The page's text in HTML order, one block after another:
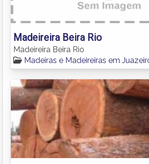
Madeireira Beira Rio
Madeireira Beira Rio
Madeiras e Madeireiras em